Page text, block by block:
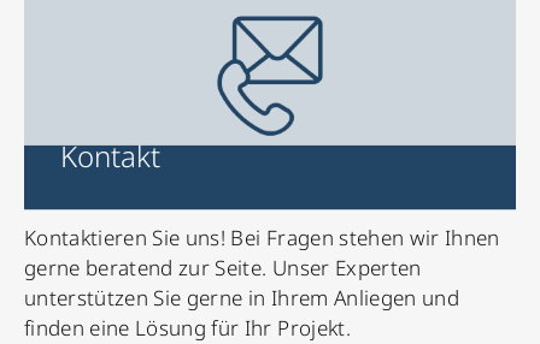
Kontakt
Kontaktieren Sie uns! Bei Fragen stehen wir Ihnen
gerne beratend zur Seite. Unser Experten
unterstützen Sie gerne in Ihrem Anliegen und
finden eine Lösung für Ihr Projekt.